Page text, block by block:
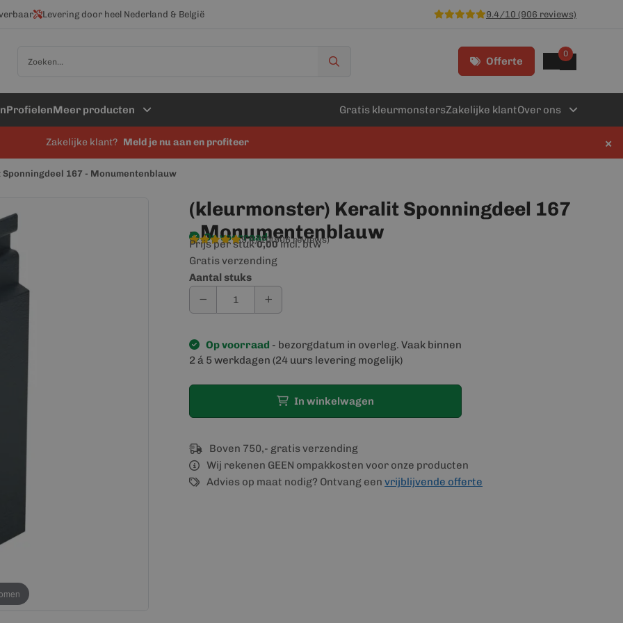
Levering door heel Nederland & België 9.4/10 (906 reviews)
Offerte
0
ProfielenMeer producten Gratis kleurmonstersZakelijke klantOver ons
Zakelijke klant? Meld je nu aan en profiteer ×
167 - Monumentenblauw
(kleurmonster) Keralit Sponningdeel 167
- Monumentenblauw
Op voorraad
9,4/10(906 reviews)
Prijs per stuk0,00incl. btw
Gratis verzending
Aantal stuks
Op voorraad - bezorgdatum in overleg. Vaak binnen
2 á 5 werkdagen (24 uurs levering mogelijk)
In winkelwagen
Boven 750,- gratis verzending
Wij rekenen GEEN ompakkosten voor onze producten
Advies op maat nodig? Ontvang een vrijblijvende offerte